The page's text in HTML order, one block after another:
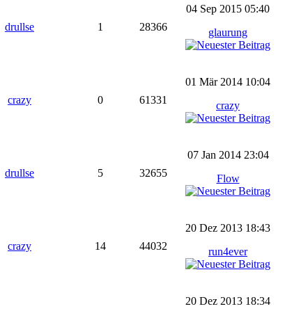
drullse 1 28366
04 Sep 2015 05:40
glaurung
crazy 0 61331
01 Mär 2014 10:04
crazy
drullse 5 32655
07 Jan 2014 23:04
Flow
crazy 14 44032
20 Dez 2013 18:43
run4ever
20 Dez 2013 18:34